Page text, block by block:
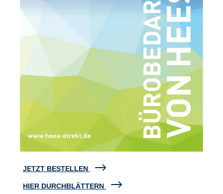
JETZT BESTELLEN
HIER DURCHBLÄTTERN